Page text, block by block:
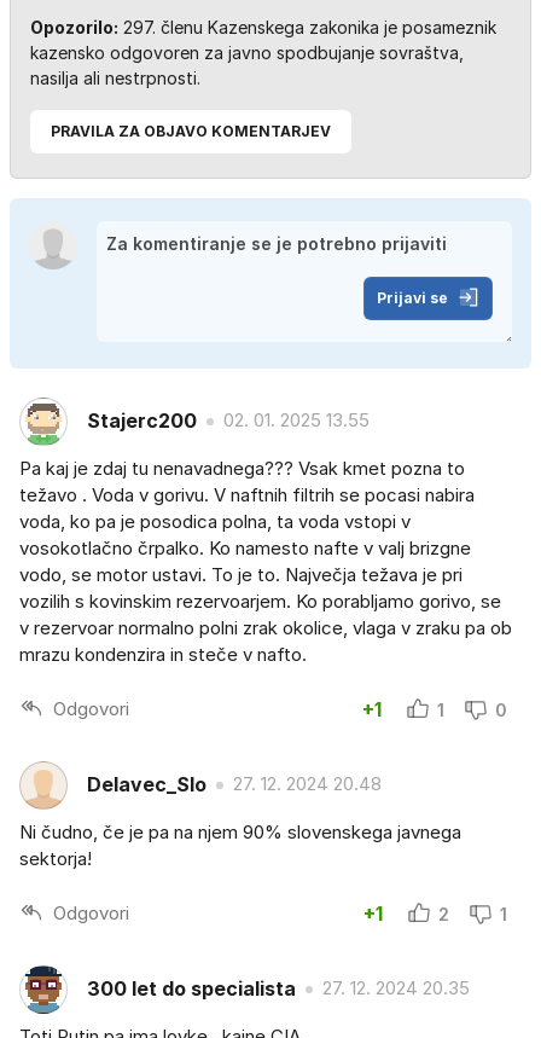
Opozorilo: 297. členu Kazenskega zakonika je posameznik
kazensko odgovoren za javno spodbujanje sovraštva,
nasilja ali nestrpnosti.
PRAVILA ZA OBJAVO KOMENTARJEV
Prijavi se
Stajerc200 02. 01. 2025 13.55
Pa kaj je zdaj tu nenavadnega??? Vsak kmet pozna to
težavo . Voda v gorivu. V naftnih filtrih se pocasi nabira
voda, ko pa je posodica polna, ta voda vstopi v
vosokotlačno črpalko. Ko namesto nafte v valj brizgne
vodo, se motor ustavi. To je to. Največja težava je pri
vozilih s kovinskim rezervoarjem. Ko porabljamo gorivo, se
v rezervoar normalno polni zrak okolice, vlaga v zraku pa ob
mrazu kondenzira in steče v nafto.
Odgovori +1 1 0
Delavec_Slo 27. 12. 2024 20.48
Ni čudno, če je pa na njem 90% slovenskega javnega
sektorja!
Odgovori +1 2 1
300 let do specialista 27. 12. 2024 20.35